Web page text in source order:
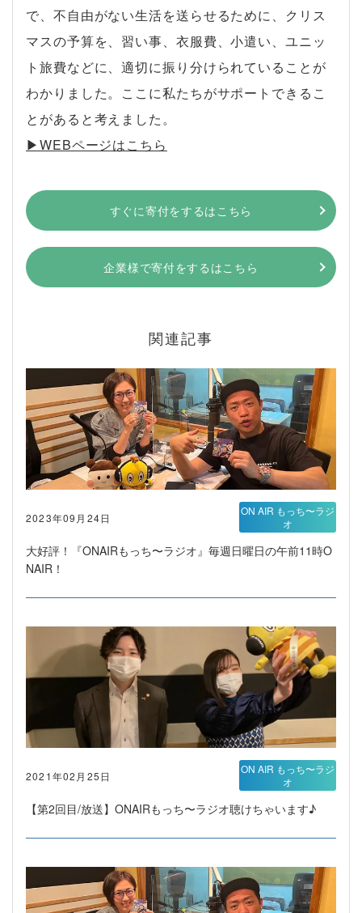
で、不自由がない生活を送らせるために、クリス
マスの予算を、習い事、衣服費、小遣い、ユニッ
ト旅費などに、適切に振り分けられていることが
わかりました。ここに私たちがサポートできるこ
とがあると考えました。
▶︎WEBページはこちら
すぐに寄付をするはこちら
企業様で寄付をするはこちら
関連記事
2023年09月24日
大好評！『ONAIRもっち〜ラジオ』毎週日曜日の午前11時O
NAIR！
ON AIR もっち〜ラジ
オ
2021年02月25日
【第2回目/放送】ONAIRもっち〜ラジオ聴けちゃいます♪
ON AIR もっち〜ラジ
オ